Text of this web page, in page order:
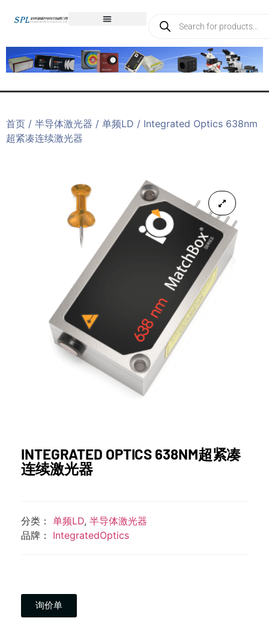
首页 / 半导体激光器 / 单频LD / Integrated Optics 638nm
超紧凑连续激光器
INTEGRATED OPTICS 638NM超紧凑
连续激光器
分类： 单频LD, 半导体激光器
品牌： IntegratedOptics
询价单